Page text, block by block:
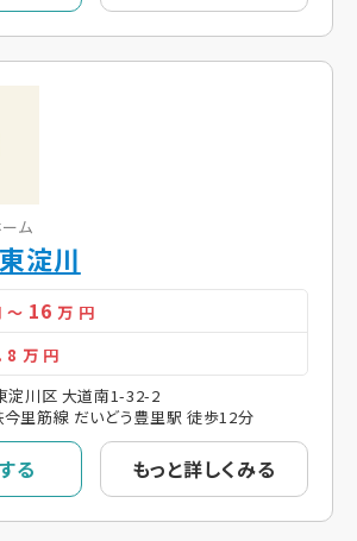
ム
淀川
～ 16万 円
. 8 万 円
淀川区 大道南1-32-2
里筋線 だいどう豊里駅 徒歩12分
る もっと詳しくみる